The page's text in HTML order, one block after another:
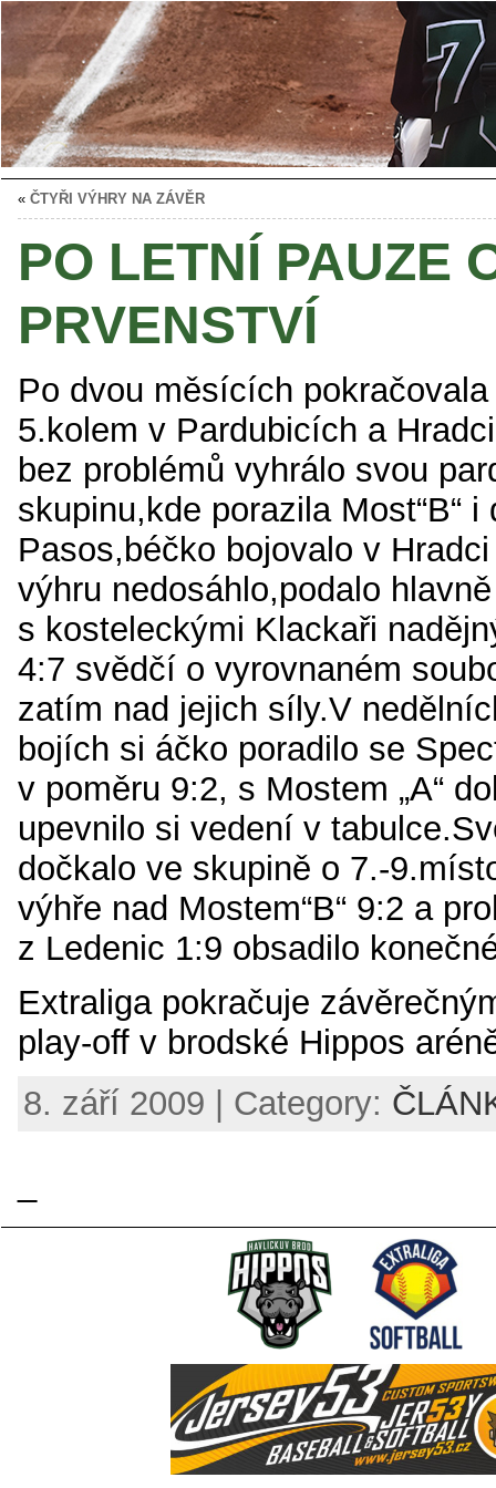
« ČTYŘI VÝHRY NA ZÁVĚR
PO LETNÍ PAUZE
PRVENSTVÍ
Po dvou měsících
5.kolem v Pardubicích a
bez problémů vyhrálo svou
skupinu,kde porazila Most“B“ i
Pasos,béčko bojovalo v
výhru nedosáhlo,podalo
s kosteleckými Klackaři
4:7 svědčí o vyrovnaném
zatím nad jejich síly.V
bojích si áčko poradilo se
v poměru 9:2, s Mostem „A“
upevnilo si vedení v
dočkalo ve skupině o 7.-
výhře nad Mostem“B“ 9:2 a
z Ledenic 1:9 obsadilo
Extraliga pokračuje
play-off v brodské Hippos
8. září 2009 | Category: